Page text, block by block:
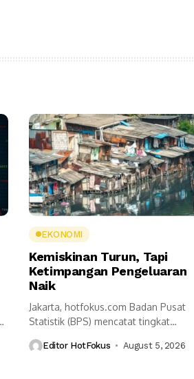
EKONOMI
Kemiskinan Turun, Tapi
Ketimpangan Pengeluaran
Naik
Jakarta, hotfokus.com Badan Pusat
Statistik (BPS) mencatat tingkat
Editor HotFokus August 5, 2026